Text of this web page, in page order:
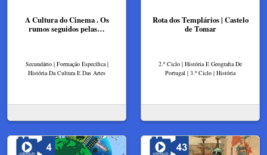
A Cultura do Cinema . Os
rumos seguidos pelas…
Secundário | Formação Específica |
História Da Cultura E Das Artes
Rota dos Templários | Castelo
de Tomar
2.º Ciclo | História E Geografia De
Portugal | 3.º Ciclo | História